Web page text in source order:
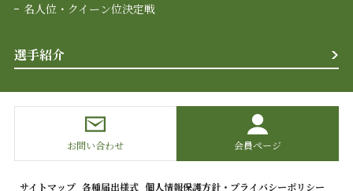
名人位・クイーン位決定戦
選手紹介
お問い合わせ 会員ページ
サイトマップ 各種届出様式 個人情報保護方針・プライバシーポリシー